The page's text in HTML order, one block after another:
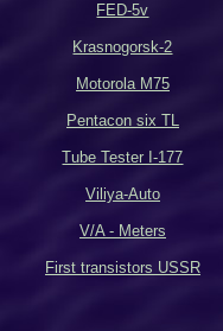
FED-5v
Krasnogorsk-2
Motorola M75
Pentacon six TL
Tube Tester I-177
Viliya-Auto
V/A - Meters
First transistors USSR